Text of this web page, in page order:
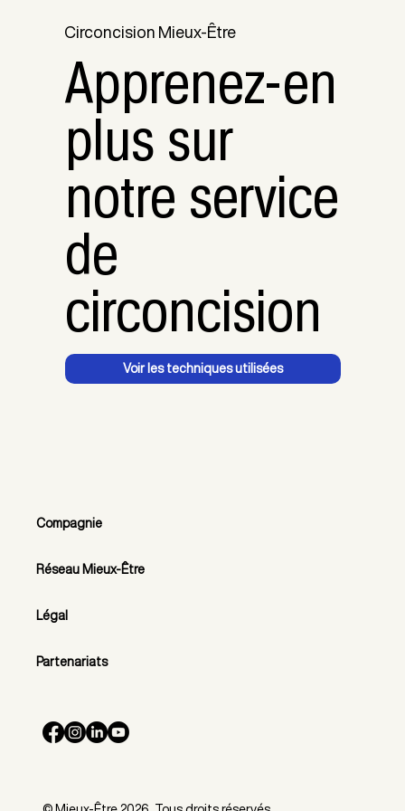
Circoncision Mieux-Être
Apprenez-en
plus sur
notre service
de
circoncision
Voir les techniques utilisées
Compagnie
Réseau Mieux-Être
Légal
Partenariats